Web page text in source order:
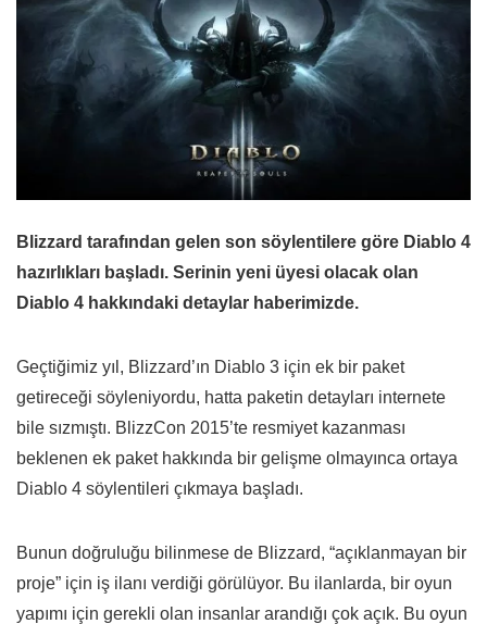
Blizzard tarafından gelen son söylentilere göre Diablo 4
hazırlıkları başladı. Serinin yeni üyesi olacak olan
Diablo 4 hakkındaki detaylar haberimizde.
Geçtiğimiz yıl, Blizzard’ın Diablo 3 için ek bir paket
getireceği söyleniyordu, hatta paketin detayları internete
bile sızmıştı. BlizzCon 2015’te resmiyet kazanması
beklenen ek paket hakkında bir gelişme olmayınca ortaya
Diablo 4 söylentileri çıkmaya başladı.
Bunun doğruluğu bilinmese de Blizzard, “açıklanmayan bir
proje” için iş ilanı verdiği görülüyor. Bu ilanlarda, bir oyun
yapımı için gerekli olan insanlar arandığı çok açık. Bu oyun